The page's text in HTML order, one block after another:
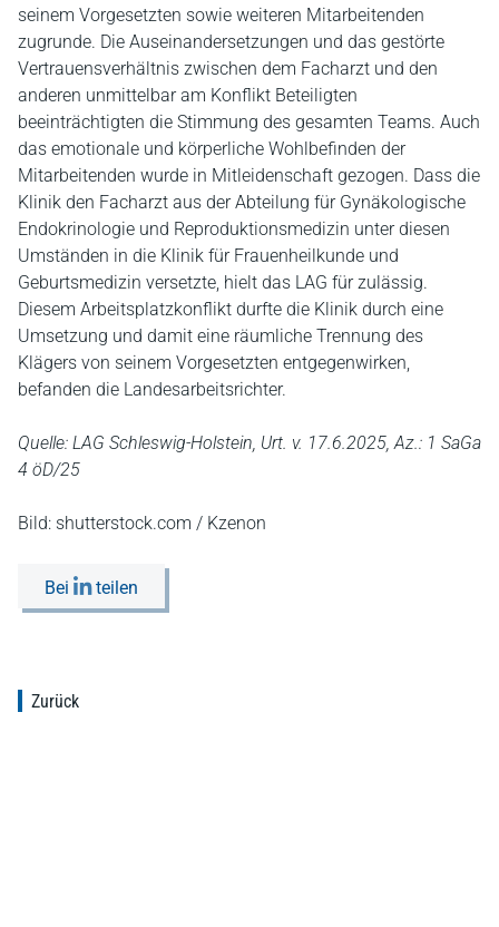
seinem Vorgesetzten sowie weiteren Mitarbeitenden
zugrunde. Die Auseinandersetzungen und das gestörte
Vertrauensverhältnis zwischen dem Facharzt und den
anderen unmittelbar am Konflikt Beteiligten
beeinträchtigten die Stimmung des gesamten Teams. Auch
das emotionale und körperliche Wohlbefinden der
Mitarbeitenden wurde in Mitleidenschaft gezogen. Dass die
Klinik den Facharzt aus der Abteilung für Gynäkologische
Endokrinologie und Reproduktionsmedizin unter diesen
Umständen in die Klinik für Frauenheilkunde und
Geburtsmedizin versetzte, hielt das LAG für zulässig.
Diesem Arbeitsplatzkonflikt durfte die Klinik durch eine
Umsetzung und damit eine räumliche Trennung des
Klägers von seinem Vorgesetzten entgegenwirken,
befanden die Landesarbeitsrichter.
Quelle: LAG Schleswig-Holstein, Urt. v. 17.6.2025, Az.: 1 SaGa
4 öD/25
Bild: shutterstock.com / Kzenon
Bei teilen
Zurück